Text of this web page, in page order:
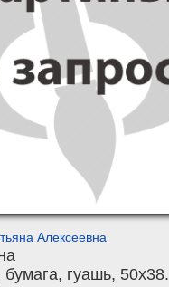
Алексеевна
бумага, гуашь, 50x38.